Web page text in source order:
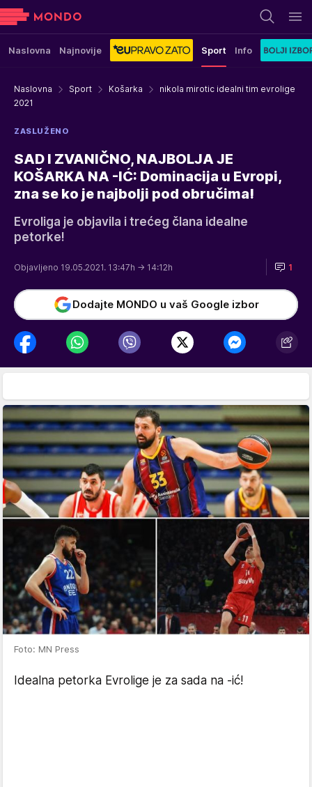
Naslovna Najnovije Sport Info
Naslovna Sport Košarka
nikola mirotic idealni tim evrolige
2021
ZASLUŽENO
SAD I ZVANIČNO, NAJBOLJA JE
KOŠARKA NA -IĆ: Dominacija u Evropi,
zna se ko je najbolji pod obručima!
Evroliga je objavila i trećeg člana idealne
petorke!
Objavljeno 19.05.2021. 13:47h → 14:12h 1
Dodajte MONDO u vaš Google izbor
Foto: MN Press
Idealna petorka Evrolige je za sada na -ić!